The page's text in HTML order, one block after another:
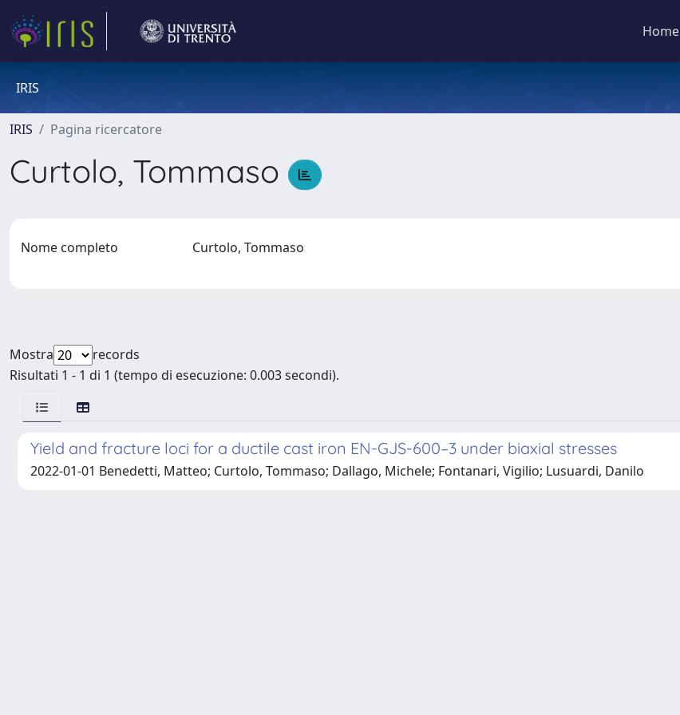
Home
IRIS
IRIS Pagina ricercatore
Curtolo, Tommaso
Nome completo Curtolo, Tommaso
Mostra
records
Risultati 1 - 1 di 1 (tempo di esecuzione: 0.003 secondi).
Yield and fracture loci for a ductile cast iron EN-GJS-600–3 under biaxial stresses
2022-01-01 Benedetti, Matteo; Curtolo, Tommaso; Dallago, Michele; Fontanari, Vigilio; Lusuardi, Danilo